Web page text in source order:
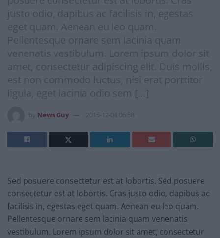
justo odio, dapibus ac facilisis in, egestas
eget quam. Aenean eu leo quam.
Pellentesque ornare sem lacinia quam
venenatis vestibulum. Lorem ipsum dolor sit
amet, consectetur adipiscing elit. Duis mollis,
est non commodo luctus, nisi erat porttitor
ligula, eget lacinia odio sem […]
News Guy 2015-12-04 06:58
Sed posuere consectetur est at lobortis. Sed posuere
consectetur est at lobortis. Cras justo odio, dapibus ac
facilisis in, egestas eget quam. Aenean eu leo quam.
Pellentesque ornare sem lacinia quam venenatis
vestibulum. Lorem ipsum dolor sit amet, consectetur